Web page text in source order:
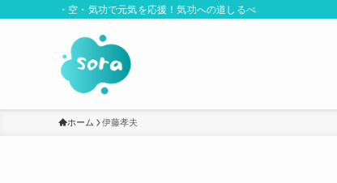
・空・気功で元気を応援！気功への道しるべ
ホーム 伊藤孝夫